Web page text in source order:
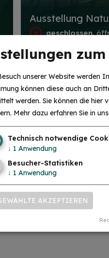
Ausstellung
geschlossen,
unserer Website werden
können diese auch an
werden. Sie können die hier
Mehr dazu erfahren Sie in
Technisch notwendige
↓ 1 Anwendung
Besucher-Statistiken
↓ 1 Anwendung
AKZEPTIEREN